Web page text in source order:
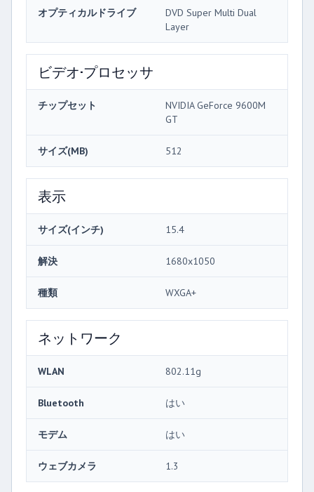
オプティカルドライブ
DVD Super Multi Dual
Layer
ビデオ·プロセッサ
チップセット
NVIDIA GeForce 9600M
GT
サイズ(MB) 512
表示
サイズ(インチ) 15.4
解決 1680x1050
種類 WXGA+
ネットワーク
WLAN 802.11g
Bluetooth はい
モデム はい
ウェブカメラ 1.3